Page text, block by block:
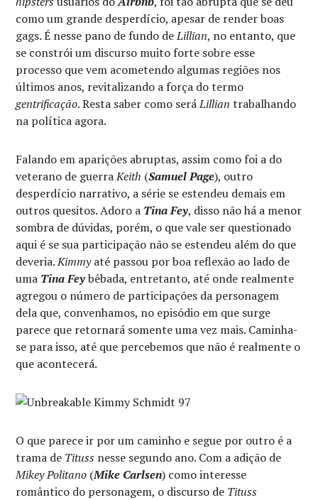
como um grande desperdício, apesar de render boas
gags. É nesse pano de fundo deLillian, no entanto, que
se constrói um discurso muito forte sobre esse
processo que vem acometendo algumas regiões nos
últimos anos, revitalizando a força do termo
gentrificação. Resta saber como seráLillian trabalhando
na política agora.
Falando em aparições abruptas, assim como foi a do
veterano de guerraKeith (Samuel Page), outro
desperdício narrativo, a série se estendeu demais em
outros quesitos. Adoro a Tina Fey, disso não há a menor
sombra de dúvidas, porém, o que vale ser questionado
aqui é se sua participação não se estendeu além do que
deveria.Kimmyaté passou por boa reflexão ao lado de
uma Tina Feybêbada, entretanto, até onde realmente
agregou o número de participações da personagem
dela que, convenhamos, no episódio em que surge
parece que retornará somente uma vez mais. Caminha-
se para isso, até que percebemos que não é realmente o
que acontecerá.
O que parece ir por um caminho e segue por outro é a
trama de Tituss nesse segundo ano. Com a adição de
Mikey Politano (Mike Carlsen) como interesse
romântico do personagem, o discurso de Tituss